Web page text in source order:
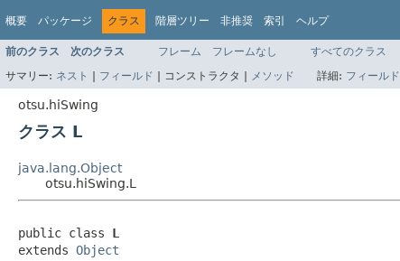
概要 パッケージ クラス 階層ツリー 非推奨 索引 ヘルプ
前のクラス 次のクラス フレーム フレームなし
すべてのクラス
サマリー: ネスト | フィールド | コンストラクタ | メソッド 詳細: フィールド
otsu.hiSwing
クラス L
java.lang.Object
otsu.hiSwing.L
public class L
extends Object